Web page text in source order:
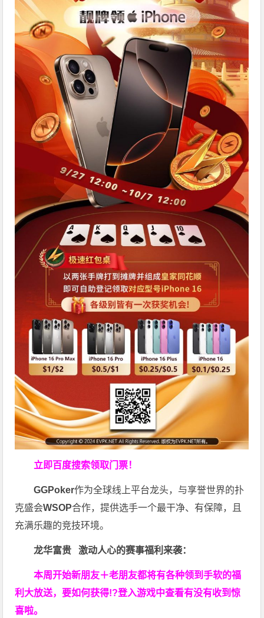
立即百度搜索领取门票！
GGPoker作为全球线上平台龙头，与享誉世界的扑
克盛会WSOP合作，提供选手一个最干净、有保障，且
充满乐趣的竞技环境。
龙华富贵 激动人心的赛事福利来袭：
本周开始新朋友＋老朋友都将有各种领到手软的福
利大放送，要如何获得!?登入游戏中查看有没有收到惊
喜啦。